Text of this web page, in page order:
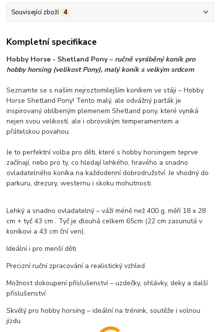
Související zboží 4
Kompletní specifikace
Hobby Horse - Shetland Pony – ručně vyráběný koník pro
hobby horsing (velikost Pony), malý koník s velkým srdcem
Seznamte se s naším nejroztomilejším koníkem ve stáji – Hobby
Horse Shetland Pony! Tento malý, ale odvážný parťák je
inspirovaný oblíbeným plemenem Shetland pony, které vyniká
nejen svou velikostí, ale i obrovským temperamentem a
přátelskou povahou.
Je to perfektní volba pro děti, které s hobby horsingem teprve
začínají, nebo pro ty, co hledají lehkého, hravého a snadno
ovladatelného koníka na každodenní dobrodružství. Je vhodný do
parkuru, drezury, westernu i skoku mohutnosti.
Lehký a snadno ovladatelný – váží méně než 400 g, měří 18 x 28
cm + tyč 43 cm . Tyč je dlouhá celkem 65cm (22 cm zasunutá v
koníkovi a 43 cm ční ven).
Ideální i pro menší děti
Precizní ruční zpracování a realistický vzhled
Možnost dokoupení příslušenství – uzdečky, ohlávky, deky a další
příslušenství
Skvělý pro hobby horsing – ideální na trénink, soutěže i volnou
jízdu